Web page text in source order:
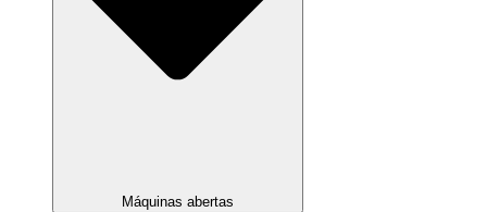
Máquinas abertas